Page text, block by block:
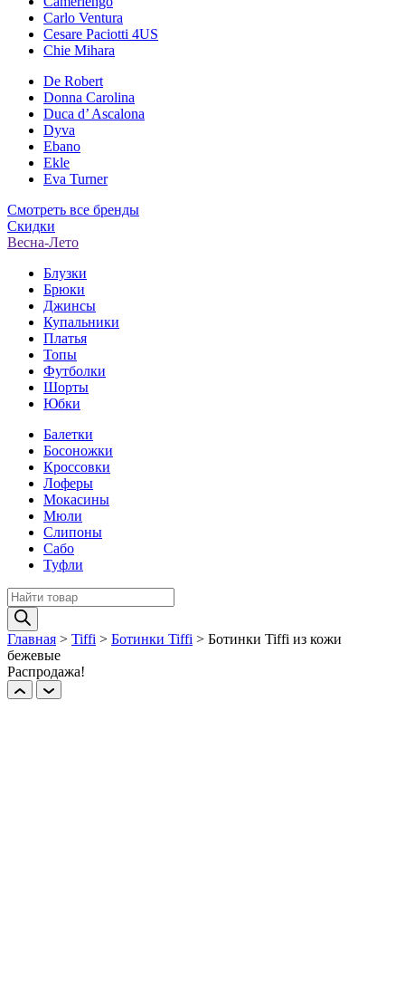
Carlo Ventura
Cesare Paciotti 4US
Chie Mihara
De Robert
Donna Carolina
Duca d’ Ascalona
Dyva
Ebano
Ekle
Eva Turner
Смотреть все бренды
Скидки
Весна-Лето
Блузки
Брюки
Джинсы
Купальники
Платья
Топы
Футболки
Шорты
Юбки
Балетки
Босоножки
Кроссовки
Лоферы
Мокасины
Мюли
Слипоны
Сабо
Туфли
Поиск
товаров
Главная > Tiffi > Ботинки Tiffi > Ботинки Tiffi из кожи
бежевые
Распродажа!